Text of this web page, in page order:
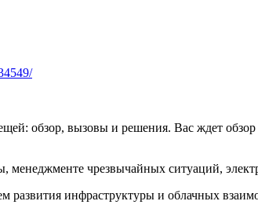
обзор, вызовы и решения. Вас ждет
чрезвычайных ситуаций,
развития инфраструктуры и облачных